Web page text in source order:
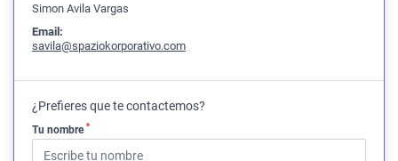
Simon Avila Vargas
Email:
savila@spaziokorporativo.com
¿Prefieres que te contactemos?
Tu nombre *